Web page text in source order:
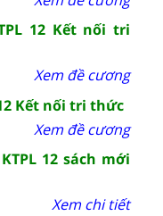
12 Kết nối tri
Xem đề cương
Kết nối tri thức
Xem đề cương
12 sách mới
Xem chi tiết